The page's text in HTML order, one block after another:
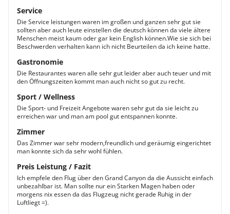
Service
Die Service leistungen waren im großen und ganzen sehr gut sie
sollten aber auch leute einstellen die deutsch können da viele ältere
Menschen meist kaum oder gar kein English können.Wie sie sich bei
Beschwerden verhalten kann ich nicht Beurteilen da ich keine hatte.
Gastronomie
Die Restaurantes waren alle sehr gut leider aber auch teuer und mit
den Öffnungszeiten kommt man auch nicht so gut zu recht.
Sport / Wellness
Die Sport- und Freizeit Angebote waren sehr gut da sie leicht zu
erreichen war und man am pool gut entspannen konnte.
Zimmer
Das Zimmer war sehr modern,freundlich und geräumig eingerichtet
man konnte sich da sehr wohl fühlen.
Preis Leistung / Fazit
Ich empfele den Flug über den Grand Canyon da die Aussicht einfach
unbezahlbar ist. Man sollte nur ein Starken Magen haben oder
morgens nix essen da das Flugzeug nicht gerade Ruhig in der
Luftliegt =).